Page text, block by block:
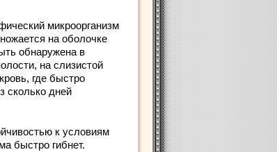
микроорганизм
на оболочке
обнаружена в
на слизистой
где быстро
сколько дней
к условиям
быстро гибнет.